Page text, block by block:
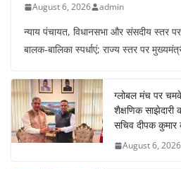
August 6, 2026 admin
न्याय पंचायत, विधानसभा और संसदीय स्तर
बालक-बालिका स्पर्धाएं; राज्य स्तर पर
ग्लोबल मंच पर
शैक्षणिक साझेदारी
सचिव दीपक कुमार
August 6, 2026